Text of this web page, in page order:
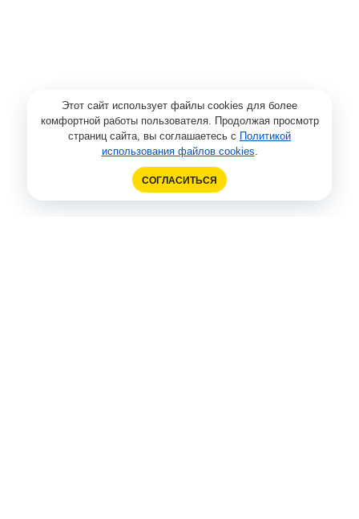
Этот сайт использует файлы cookies для более
комфортной работы пользователя. Продолжая просмотр
страниц сайта, вы соглашаетесь с Политикой
использования файлов cookies.
СОГЛАСИТЬСЯ